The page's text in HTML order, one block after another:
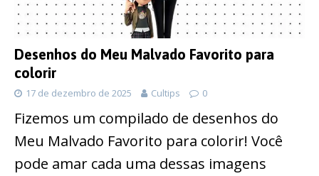
Desenhos do Meu Malvado Favorito para
colorir
17 de dezembro de 2025 Cultips 0
Fizemos um compilado de desenhos do
Meu Malvado Favorito para colorir! Você
pode amar cada uma dessas imagens